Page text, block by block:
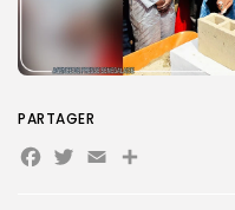
PARTAGER
Facebook
Twitter
Email